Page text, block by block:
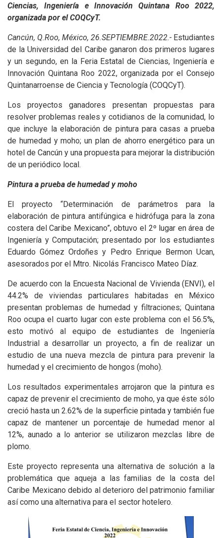
Ciencias, Ingeniería e Innovación Quintana Roo 2022,
organizada por el COQCyT.
Cancún, Q.Roo, México, 26.SEPTIEMBRE.2022.- Estudiantes
de la Universidad del Caribe ganaron dos primeros lugares
y un segundo, en la Feria Estatal de Ciencias, Ingeniería e
Innovación Quintana Roo 2022, organizada por el Consejo
Quintanarroense de Ciencia y Tecnología (COQCyT).
Los proyectos ganadores presentan propuestas para
resolver problemas reales y cotidianos de la comunidad, lo
que incluye la elaboración de pintura para casas a prueba
de humedad y moho; un plan de ahorro energético para un
hotel de Cancún y una propuesta para mejorar la distribución
de un periódico local.
Pintura a prueba de humedad y moho
El proyecto “Determinación de parámetros para la
elaboración de pintura antifúngica e hidrófuga para la zona
costera del Caribe Mexicano”, obtuvo el 2º lugar en área de
Ingeniería y Computación; presentado por los estudiantes
Eduardo Gómez Ordoñes y Pedro Enrique Bermon Ucan,
asesorados por el Mtro. Nicolás Francisco Mateo Díaz.
De acuerdo con la Encuesta Nacional de Vivienda (ENVI), el
44.2% de viviendas particulares habitadas en México
presentan problemas de humedad y filtraciones; Quintana
Roo ocupa el cuarto lugar con este problema con el 56.5%,
esto motivó al equipo de estudiantes de Ingeniería
Industrial a desarrollar un proyecto, a fin de realizar un
estudio de una nueva mezcla de pintura para prevenir la
humedad y el crecimiento de hongos (moho).
Los resultados experimentales arrojaron que la pintura es
capaz de prevenir el crecimiento de moho, ya que éste sólo
creció hasta un 2.62% de la superficie pintada y también fue
capaz de mantener un porcentaje de humedad menor al
12%, aunado a lo anterior se utilizaron mezclas libre de
plomo.
Este proyecto representa una alternativa de solución a la
problemática que aqueja a las familias de la costa del
Caribe Mexicano debido al deterioro del patrimonio familiar
así como una alternativa para el sector hotelero.